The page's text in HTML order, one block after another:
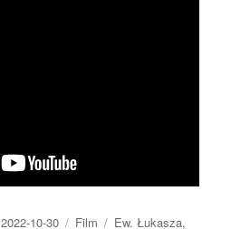
Data
2022-10-30 Format
Film Kategorie
Ew. Łukasza,